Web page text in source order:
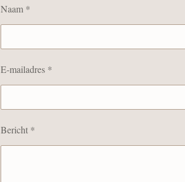
Naam *
E-mailadres *
Bericht *